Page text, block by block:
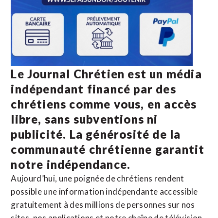
Le Journal Chrétien est un média
indépendant financé par des
chrétiens comme vous, en accès
libre, sans subventions ni
publicité. La générosité de la
communauté chrétienne garantit
notre indépendance.
Aujourd’hui, une poignée de chrétiens rendent
possible une information indépendante accessible
gratuitement à des millions de personnes sur nos